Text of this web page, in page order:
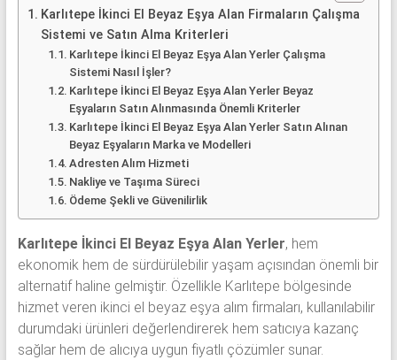
Karlıtepe İkinci El Beyaz Eşya Alan Firmaların Çalışma
Sistemi ve Satın Alma Kriterleri
Karlıtepe İkinci El Beyaz Eşya Alan Yerler Çalışma
Sistemi Nasıl İşler?
Karlıtepe İkinci El Beyaz Eşya Alan Yerler Beyaz
Eşyaların Satın Alınmasında Önemli Kriterler
Karlıtepe İkinci El Beyaz Eşya Alan Yerler Satın Alınan
Beyaz Eşyaların Marka ve Modelleri
Adresten Alım Hizmeti
Nakliye ve Taşıma Süreci
Ödeme Şekli ve Güvenilirlik
Karlıtepe İkinci El Beyaz Eşya Alan Yerler, hem
ekonomik hem de sürdürülebilir yaşam açısından önemli bir
alternatif haline gelmiştir. Özellikle Karlıtepe bölgesinde
hizmet veren ikinci el beyaz eşya alım firmaları, kullanılabilir
durumdaki ürünleri değerlendirerek hem satıcıya kazanç
sağlar hem de alıcıya uygun fiyatlı çözümler sunar.